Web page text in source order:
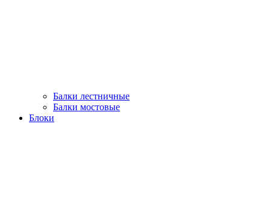
Балки лестничные
Балки мостовые
Блоки